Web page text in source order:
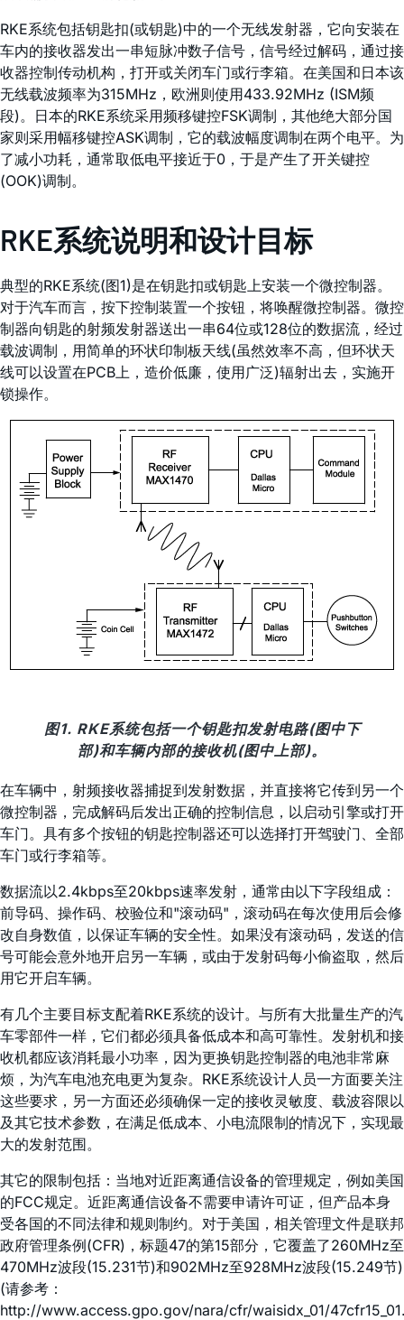
RKE系统包括钥匙扣(或钥匙)中的一个无线发射器，它向安装在
车内的接收器发出一串短脉冲数子信号，信号经过解码，通过接
收器控制传动机构，打开或关闭车门或行李箱。在美国和日本该
无线载波频率为315MHz，欧洲则使用433.92MHz (ISM频
段)。日本的RKE系统采用频移键控FSK调制，其他绝大部分国
家则采用幅移键控ASK调制，它的载波幅度调制在两个电平。为
了减小功耗，通常取低电平接近于0，于是产生了开关键控
(OOK)调制。
RKE系统说明和设计目标
典型的RKE系统(图1)是在钥匙扣或钥匙上安装一个微控制器。
对于汽车而言，按下控制装置一个按钮，将唤醒微控制器。微控
制器向钥匙的射频发射器送出一串64位或128位的数据流，经过
载波调制，用简单的环状印制板天线(虽然效率不高，但环状天
线可以设置在PCB上，造价低廉，使用广泛)辐射出去，实施开
锁操作。
图1. RKE系统包括一个钥匙扣发射电路(图中下
部)和车辆内部的接收机(图中上部)。
在车辆中，射频接收器捕捉到发射数据，并直接将它传到另一个
微控制器，完成解码后发出正确的控制信息，以启动引擎或打开
车门。具有多个按钮的钥匙控制器还可以选择打开驾驶门、全部
车门或行李箱等。
数据流以2.4kbps至20kbps速率发射，通常由以下字段组成：
前导码、操作码、校验位和"滚动码"，滚动码在每次使用后会修
改自身数值，以保证车辆的安全性。如果没有滚动码，发送的信
号可能会意外地开启另一车辆，或由于发射码每小偷盗取，然后
用它开启车辆。
有几个主要目标支配着RKE系统的设计。与所有大批量生产的汽
车零部件一样，它们都必须具备低成本和高可靠性。发射机和接
收机都应该消耗最小功率，因为更换钥匙控制器的电池非常麻
烦，为汽车电池充电更为复杂。RKE系统设计人员一方面要关注
这些要求，另一方面还必须确保一定的接收灵敏度、载波容限以
及其它技术参数，在满足低成本、小电流限制的情况下，实现最
大的发射范围。
其它的限制包括：当地对近距离通信设备的管理规定，例如美国
的FCC规定。近距离通信设备不需要申请许可证，但产品本身
受各国的不同法律和规则制约。对于美国，相关管理文件是联邦
政府管理条例(CFR)，标题47的第15部分，它覆盖了260MHz至
470MHz波段(15.231节)和902MHz至928MHz波段(15.249节)
(请参考：
http://www.access.gpo.gov/nara/cfr/waisidx_01/